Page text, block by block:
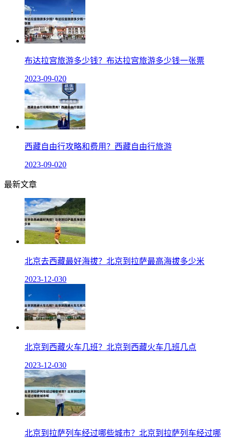
布达拉宫旅游多少钱？布达拉宫旅游多少钱一张票
2023-09-020
西藏自由行攻略和费用？西藏自由行旅游
2023-09-020
最新文章
北京去西藏最好海拔？北京到拉萨最高海拔多少米
2023-12-030
北京到西藏火车几班？北京到西藏火车几班几点
2023-12-030
北京到拉萨列车经过哪些城市？北京到拉萨列车经过哪